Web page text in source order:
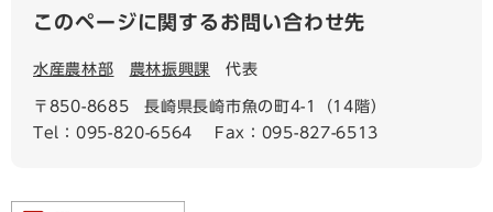
このページに関するお問い合わせ先
水産農林部 農林振興課 代表
〒850-8685
長崎県長崎市魚の町4-1（14階）
Tel：095-820-6564
Fax：095-827-6513